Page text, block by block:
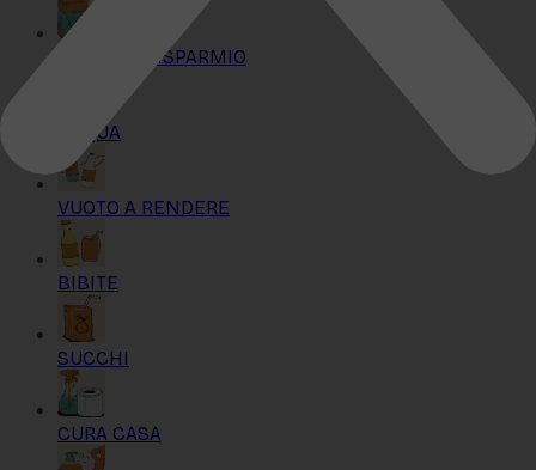
KIT MAXI RISPARMIO
ACQUA
VUOTO A RENDERE
BIBITE
SUCCHI
CURA CASA